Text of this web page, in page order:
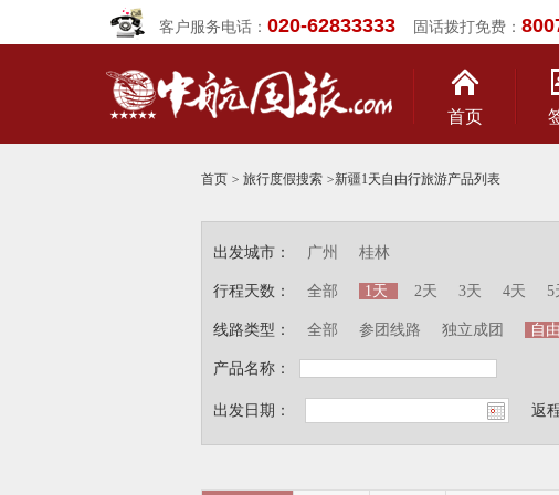
客户服务电话：020-62833333 固话拨打免费：
首页
首页 > 旅行度假搜索 >新疆1天自由行旅游产品列表
出发城市：
行程天数：
线路类型：
产品名称：
广州 桂林
全部 1天 2天 3天 4天 5
全部 参团线路 独立成团 自
出发日期： 返